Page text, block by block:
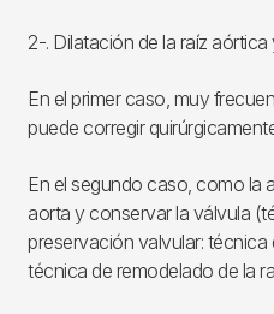
2-. Dilatación de la raíz
En el primer caso, muy
puede corregir
En el segundo caso, como la
aorta y conservar la válvula
preservación valvular:
técnica de remodelado de la